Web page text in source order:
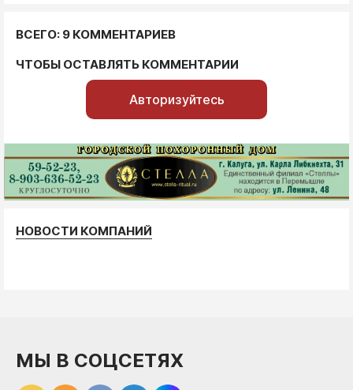
ВСЕГО: 9 КОММЕНТАРИЕВ
ЧТОБЫ ОСТАВЛЯТЬ КОММЕНТАРИИ
Авторизуйтесь
НОВОСТИ КОМПАНИЙ
МЫ В СОЦСЕТЯХ